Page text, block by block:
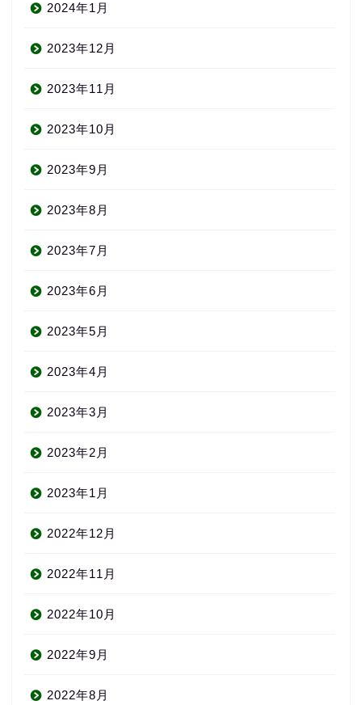
2024年1月
2023年12月
2023年11月
2023年10月
2023年9月
2023年8月
2023年7月
2023年6月
2023年5月
2023年4月
2023年3月
2023年2月
2023年1月
2022年12月
2022年11月
2022年10月
2022年9月
2022年8月